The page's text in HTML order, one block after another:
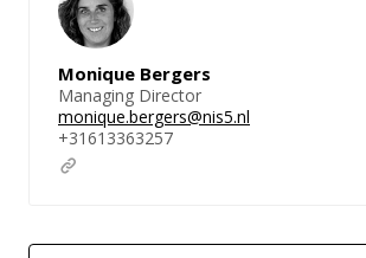
Monique Bergers
Managing Director
monique.bergers@nis5.nl
+31613363257